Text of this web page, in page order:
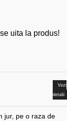
uita la produs!
Vezi
detalii
jur, pe o raza de